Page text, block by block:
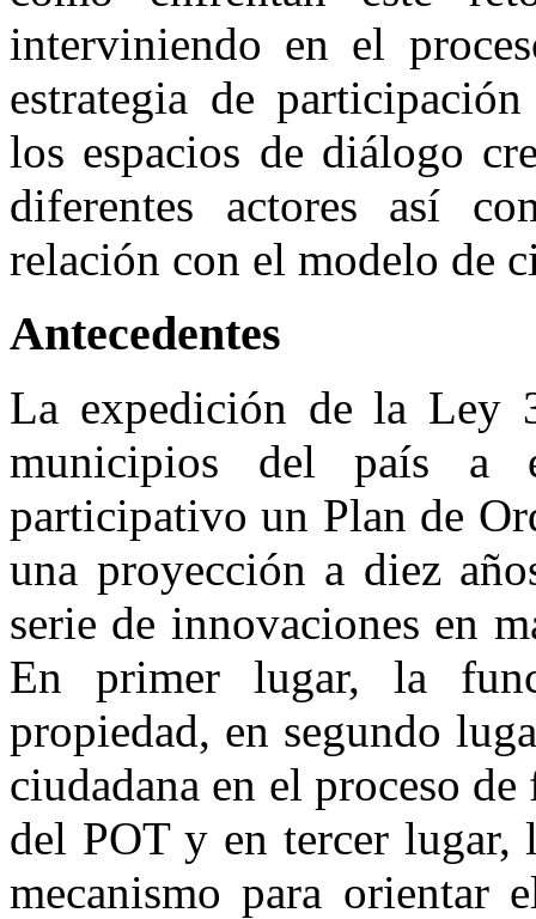
interviniendo en el
estrategia de
los espacios de diálogo
diferentes actores así
relación con el modelo de
Antecedentes
La expedición de la Ley
municipios del país a
participativo un Plan de
una proyección a diez
serie de innovaciones en
En primer lugar, la
propiedad, en segundo
ciudadana en el proceso
del POT y en tercer lugar,
mecanismo para orientar